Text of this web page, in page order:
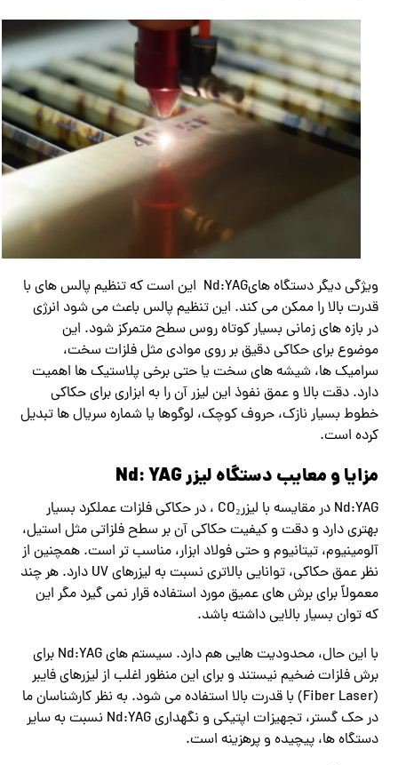
ویژگی دیگر دستگاه‌ هایNd:YAG این است که تنظیم پالس‌ های با
قدرت بالا را ممکن می کند. این تنظیم پالس باعث می شود انرژی
در بازه ‌های زمانی بسیار کوتاه روس سطح متمرکز شود. این
موضوع برای حکاکی دقیق بر روی موادی مثل فلزات سخت،
سرامیک‌ ها، شیشه‌ های سخت یا حتی برخی پلاستیک ‌ها اهمیت
دارد. دقت بالا و عمق نفوذ این لیزر آن را به ابزاری برای حکاکی
خطوط بسیار نازک، حروف کوچک، لوگوها یا شماره سریال ‌ها تبدیل
کرده است.
مزایا و معایب دستگاه لیزر Nd: YAG
Nd:YAG در مقایسه با لیزرCO₂ ، در حکاکی فلزات عملکرد بسیار
بهتری دارد و دقت و کیفیت حکاکی آن بر سطح فلزاتی مثل استیل،
آلومینیوم، تیتانیوم و حتی فولاد ابزار، مناسب ‌تر است. همچنین از
نظر عمق حکاکی، توانایی بالاتری نسبت به لیزرهای UV دارد. هر چند
معمولاً برای برش‌ های عمیق مورد استفاده قرار نمی ‌گیرد مگر این
‌که توان بسیار بالایی داشته باشد.
با این حال، محدودیت ‌هایی هم دارد. سیستم‌ های Nd:YAG برای
برش فلزات ضخیم نیستند و برای این منظور اغلب از لیزرهای فایبر
(Fiber Laser) با قدرت بالا استفاده می‌ شود. به نظر کارشناسان ما
در حک گستر، تجهیزات اپتیکی و نگهداری Nd:YAG نسبت به سایر
دستگاه ها، پیچیده و پرهزینه است.